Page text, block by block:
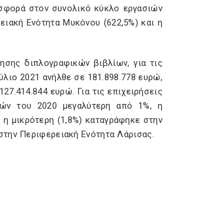
στον συνολικό κύκλο εργασιών
Ενότητα Μυκόνου (622,5%) και η
διπλογραφικών βιβλίων, για τις
2021 ανήλθε σε 181.898.778 ευρώ,
ευρώ. Για τις επιχειρήσεις
του 2020 μεγαλύτερη από 1%, η
μικρότερη (1,8%) καταγράφηκε στην
Περιφερειακή Ενότητα Λάρισας.